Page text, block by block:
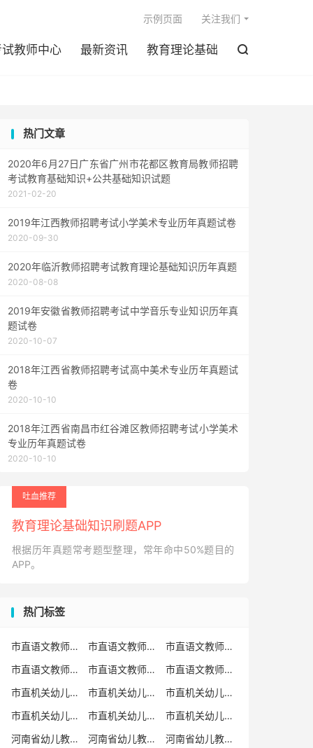
教师中心 最新资讯 教育理论基础 
示例页面 关注我们
热门文章
2020年6月27日广东省广州市花都区教育局教师招聘
考试教育基础知识+公共基础知识试题
2021-02-20
2019年江西教师招聘考试小学美术专业历年真题试卷
2020-09-30
2020年临沂教师招聘考试教育理论基础知识历年真题
2020-08-08
2019年安徽省教师招聘考试中学音乐专业知识历年真
题试卷
2020-10-07
2018年江西省教师招聘考试高中美术专业历年真题试
卷
2020-10-10
2018年江西省南昌市红谷滩区教师招聘考试小学美术
专业历年真题试卷
2020-10-10
吐血推荐
教育理论基础知识刷题APP
根据历年真题常考题型整理，常年命中50%题目的
APP。
热门标签
市直语文教师招聘 市直语文教师招聘考试真题
市直语文教师招聘考试真题卷
市直语文教师编制考试真题
市直语文教师编制考试真题卷
市直语文教师考试
市直机关幼儿教师招聘
市直机关幼儿教师考试
市直机关幼儿教师招聘考试真题
市直机关幼儿教师招聘考试真题卷
市直机关幼儿教师编制考试真题卷
市直机关幼儿教师编制考试真题
河南省幼儿教师招聘
河南省幼儿教师考试
河南省幼儿教师招聘考试真题